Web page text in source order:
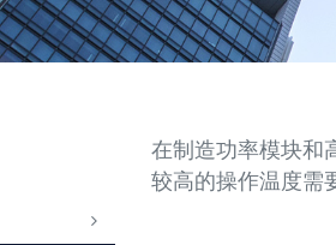
在制造功率模块和
较高的操作温度需